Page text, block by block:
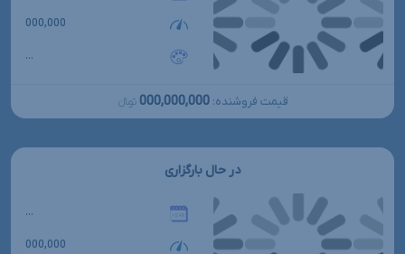
000,000
...
قیمت فروشنده: 000,000,000 تومانءءء
در حال بارگزاری
...
000,000